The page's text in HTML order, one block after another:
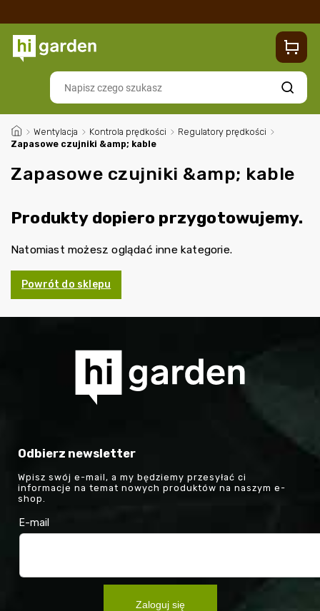
Contacts
Szukaj
/ Wentylacja / Kontrola prędkości / Regulatory prędkości /
Zapasowe czujniki &amp; kable
Zapasowe czujniki &amp; kable
Produkty dopiero przygotowujemy.
Natomiast możesz oglądać inne kategorie.
Powrót do sklepu
Odbierz newsletter
Wpisz swój e-mail, a my będziemy przesyłać ci
informacje na temat nowych produktów na naszym e-
shop.
E-mail
Zaloguj się